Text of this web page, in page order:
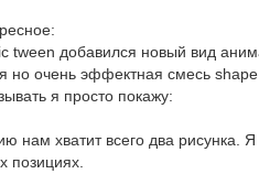
tween добавился новый вид
но очень эффектная смесь
я просто покажу:
нам хватит всего два рисунка. Я
позициях.